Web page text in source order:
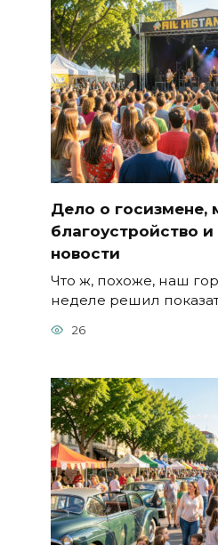
Дело о госизмене,
благоустройство и
новости
Что ж, похоже, наш
неделе решил
26